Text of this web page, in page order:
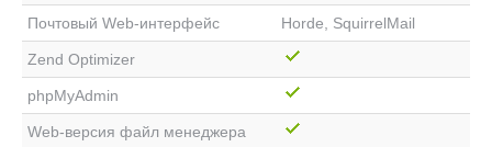
Почтовый Web-интерфейс Horde, SquirrelMail
Zend Optimizer
phpMyAdmin
Web-версия файл менеджера